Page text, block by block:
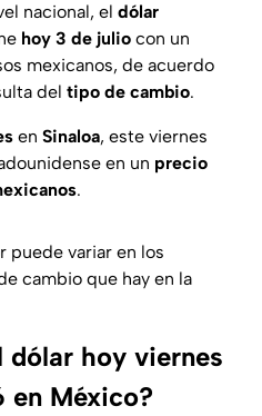
nacional, el dólar
hoy 3 de julio con un
mexicanos, de acuerdo
del tipo de cambio.
en Sinaloa, este viernes
en un precio
.
puede variar en los
cambio que hay en la
dólar hoy viernes
en México?